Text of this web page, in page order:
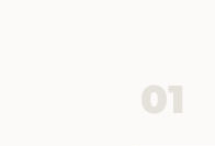
01